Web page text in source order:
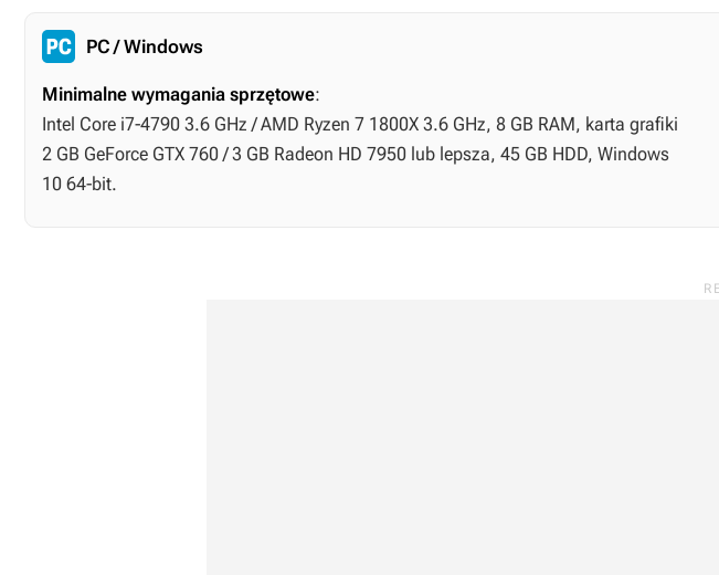
PC / Windows
Minimalne wymagania sprzętowe:
Intel Core i7-4790 3.6 GHz / AMD Ryzen 7 1800X 3.6 GHz, 8 GB RAM, karta grafiki
2 GB GeForce GTX 760 / 3 GB Radeon HD 7950 lub lepsza, 45 GB HDD, Windows
10 64-bit.